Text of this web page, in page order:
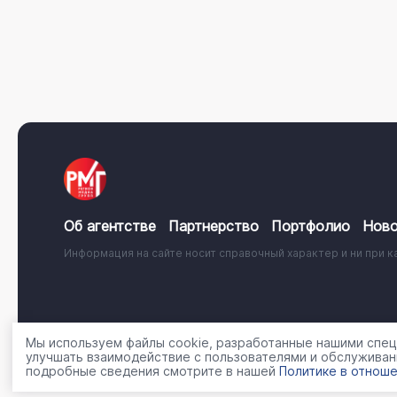
Об агентстве Партнерство Портфолио
Информация на сайте носит справочный характер и ни при
© 2001 - 2026, ООО «Регион Медиа Групп» Политика
Мы используем файлы cookie, разработанные нашими
улучшать взаимодействие с пользователями и
подробные сведения смотрите в нашей Политике в